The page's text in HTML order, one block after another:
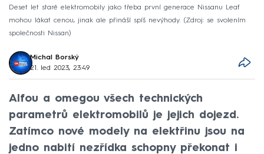
Deset let staré elektromobily jako třeba první generace Nissanu Leaf
mohou lákat cenou, jinak ale přináší spíš nevýhody.
Zdroj: se svolením
společnosti Nissan
Michal Borský
21. led 2023, 23:49
Alfou a omegou všech technických
parametrů elektromobilů je jejich dojezd.
Zatímco nové modely na elektřinu jsou na
jedno nabití nezřídka schopny překonat i